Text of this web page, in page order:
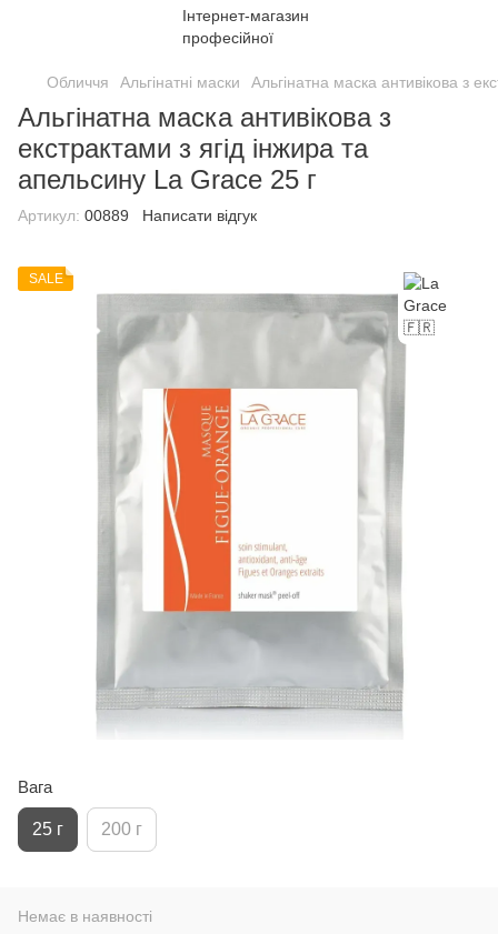
Обличчя Альгінатні маски Альгінатна маска антивікова з
Альгінатна маска антивікова з
екстрактами з ягід інжира та
апельсину La Grace 25 г
Артикул: 00889 Написати відгук
SALE
Вага
25 г 200 г
Немає в наявності